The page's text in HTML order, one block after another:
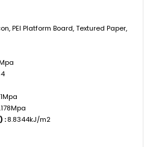
PEI Platform Board, Textured Paper,
:8.8344kJ/m2